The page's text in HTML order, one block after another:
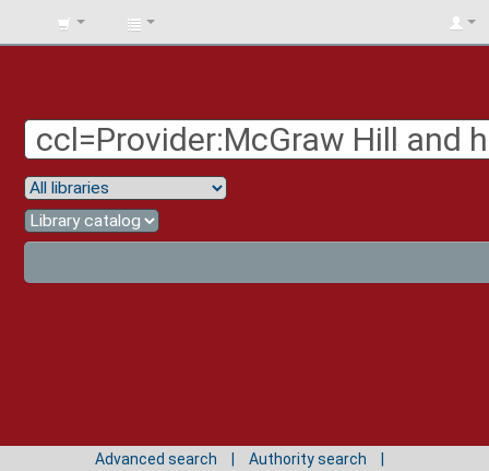
BIBLIOTECA
Advanced search
Authority search